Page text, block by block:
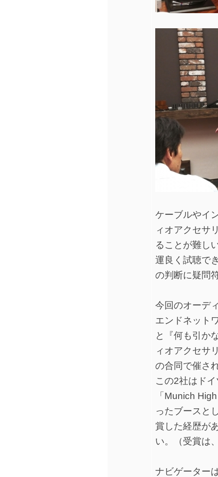
ケーブルやイ
ィオアクセサ
ることが難し
運良く試聴で
の判断に疑問
今回のオーデ
エンドネット
と『何も引か
ィオアクセサ
の合同で催さ
この2社はド
「Munich
ったブースと
賞した経歴が
い。（受賞は
ナビゲーター